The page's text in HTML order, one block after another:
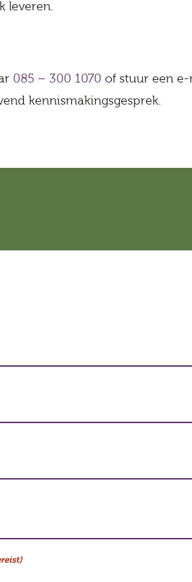
leveren.
085 – 300 1070 of stuur een
kennismakingsgesprek.